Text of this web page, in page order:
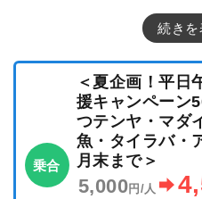
続きを
乗合
＜夏企画！平日
援キャンペー
つテンヤ・マダ
魚・タイラバ・
月末まで＞
5,000 円/人